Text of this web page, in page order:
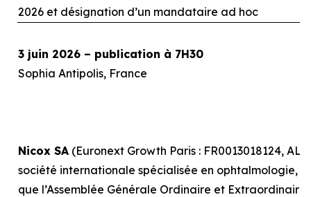
2026 et désignation d’un mandataire ad hoc
3 juin 2026 – publication à 7H30
Sophia Antipolis, France
Nicox SA (Euronext Growth Paris : FR0013018124,
société internationale spécialisée en ophtalmologie,
que l’Assemblée Générale Ordinaire et